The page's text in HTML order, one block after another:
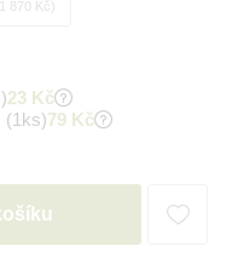
+1 870 Kč
23 Kč
(1ks)79 Kč